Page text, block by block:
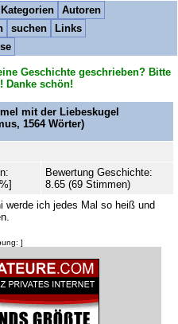
Kategorien
Autoren
suchen
Links
Geschichte geschrieben? Bitte
Danke schön!
mit der Liebeskugel
1564Wörter)
Bewertung Geschichte:
8.65 (69 Stimmen)
werde ich jedes Mal so heiß und
]